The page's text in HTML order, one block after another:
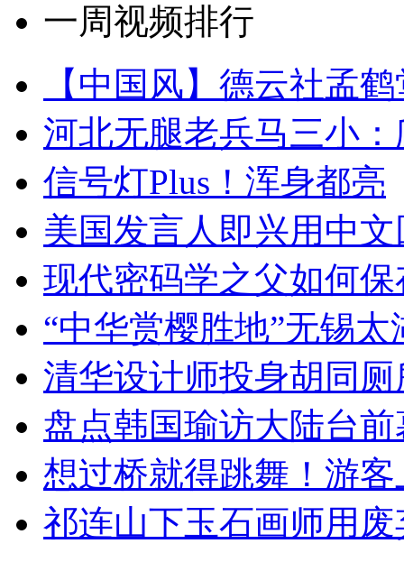
一周视频排行
【中国风】德云社孟
河北无腿老兵马三小
信号灯Plus！浑身都亮
美国发言人即兴用中
现代密码学之父如何
“中华赏樱胜地”无锡
清华设计师投身胡同
盘点韩国瑜访大陆台
想过桥就得跳舞！游客
祁连山下玉石画师用